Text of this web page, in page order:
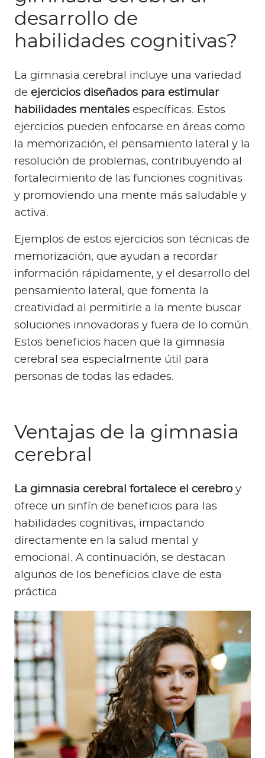
desarrollo de
habilidades cognitivas?
La gimnasia cerebral incluye una variedad
de ejercicios diseñados para estimular
habilidades mentales específicas. Estos
ejercicios pueden enfocarse en áreas como
la memorización, el pensamiento lateral y la
resolución de problemas, contribuyendo al
fortalecimiento de las funciones cognitivas
y promoviendo una mente más saludable y
activa.
Ejemplos de estos ejercicios son técnicas de
memorización, que ayudan a recordar
información rápidamente, y el desarrollo del
pensamiento lateral, que fomenta la
creatividad al permitirle a la mente buscar
soluciones innovadoras y fuera de lo común.
Estos beneficios hacen que la gimnasia
cerebral sea especialmente útil para
personas de todas las edades.
Ventajas de la gimnasia
cerebral
La gimnasia cerebral fortalece el cerebroy
ofrece un sinfín de beneficios para las
habilidades cognitivas, impactando
directamente en la salud mental y
emocional. A continuación, se destacan
algunos de los beneficios clave de esta
práctica.